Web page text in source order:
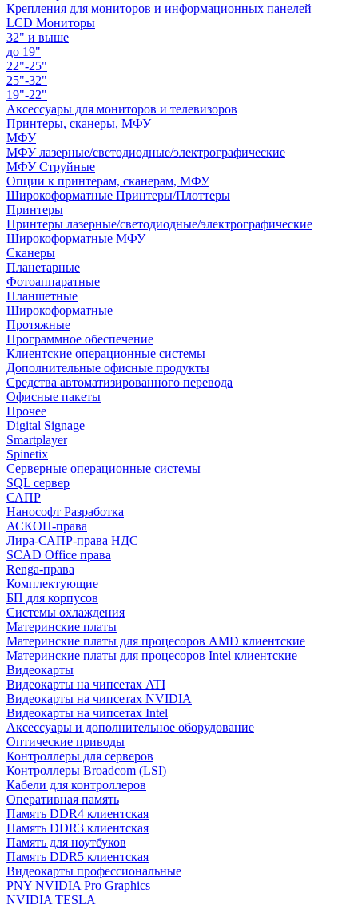
Крепления для мониторов и информационных панелей
LCD Мониторы
32" и выше
до 19"
22"-25"
25"-32"
19"-22"
Аксессуары для мониторов и телевизоров
Принтеры, сканеры, МФУ
МФУ
МФУ лазерные/светодиодные/электрографические
МФУ Струйные
Опции к принтерам, сканерам, МФУ
Широкоформатные Принтеры/Плоттеры
Принтеры
Принтеры лазерные/светодиодные/электрографические
Широкоформатные МФУ
Сканеры
Планетарные
Фотоаппаратные
Планшетные
Широкоформатные
Протяжные
Программное обеспечение
Клиентские операционные системы
Дополнительные офисные продукты
Средства автоматизированного перевода
Офисные пакеты
Прочее
Digital Signage
Smartplayer
Spinetix
Серверные операционные системы
SQL сервер
САПР
Нанософт Разработка
АСКОН-права
Лира-САПР-права НДС
SCAD Office права
Renga-права
Комплектующие
БП для корпусов
Системы охлаждения
Материнские платы
Материнские платы для процесоров AMD клиентские
Материнские платы для процесоров Intel клиентские
Видеокарты
Видеокарты на чипсетах ATI
Видеокарты на чипсетах NVIDIA
Видеокарты на чипсетах Intel
Аксессуары и дополнительное оборудование
Оптические приводы
Контроллеры для серверов
Контроллеры Broadcom (LSI)
Кабели для контроллеров
Оперативная память
Память DDR4 клиентская
Память DDR3 клиентская
Память для ноутбуков
Память DDR5 клиентская
Видеокарты профессиональные
PNY NVIDIA Pro Graphics
NVIDIA TESLA